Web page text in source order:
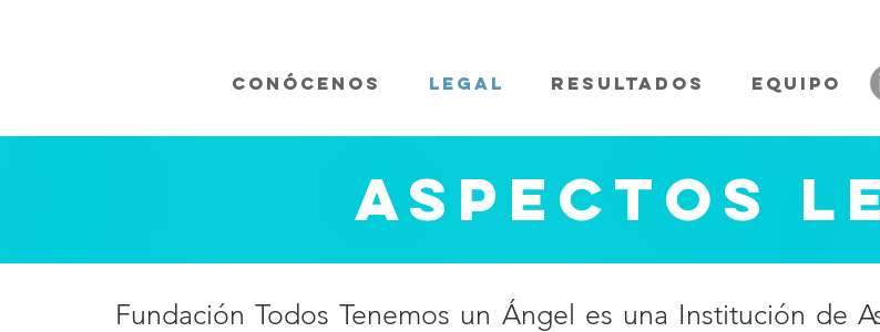
CONÓCENOS LEGAL RESULTADOS EQUIPO
ASPECTOS
Fundación Todos Tenemos un Ángel es una Institución de